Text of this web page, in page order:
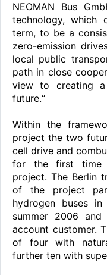
NEOMAN Bus
technology, which
term, to be a
zero-emission
local public
path in close
view to creating a
future.“
Within the
project the two
cell drive and
for the first time
project. The Berlin
of the project
hydrogen buses
summer 2006
account customer.
of four with
further ten with